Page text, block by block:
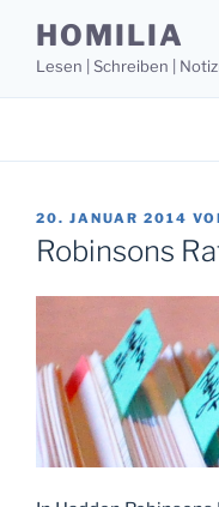
Inhalt
springen
HOMILIA
Lesen | Schreiben |
VERÖFFENTLICHT
AM
20. JANUAR 2014
Robinsons